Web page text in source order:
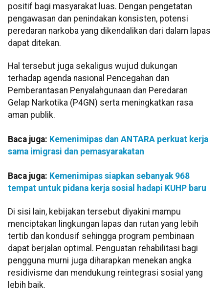
positif bagi masyarakat luas. Dengan pengetatan
pengawasan dan penindakan konsisten, potensi
peredaran narkoba yang dikendalikan dari dalam lapas
dapat ditekan.
Hal tersebut juga sekaligus wujud dukungan
terhadap agenda nasional Pencegahan dan
Pemberantasan Penyalahgunaan dan Peredaran
Gelap Narkotika (P4GN) serta meningkatkan rasa
aman publik.
Baca juga: Kemenimipas dan ANTARA perkuat kerja
sama imigrasi dan pemasyarakatan
Baca juga: Kemenimipas siapkan sebanyak 968
tempat untuk pidana kerja sosial hadapi KUHP baru
Di sisi lain, kebijakan tersebut diyakini mampu
menciptakan lingkungan lapas dan rutan yang lebih
tertib dan kondusif sehingga program pembinaan
dapat berjalan optimal. Penguatan rehabilitasi bagi
pengguna murni juga diharapkan menekan angka
residivisme dan mendukung reintegrasi sosial yang
lebih baik.